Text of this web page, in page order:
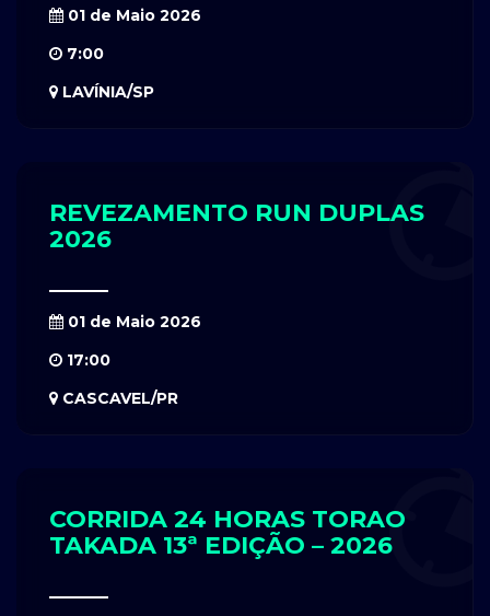
01 de Maio 2026
7:00
LAVÍNIA/SP
REVEZAMENTO RUN DUPLAS
2026
01 de Maio 2026
17:00
CASCAVEL/PR
CORRIDA 24 HORAS TORAO
TAKADA 13ª EDIÇÃO – 2026